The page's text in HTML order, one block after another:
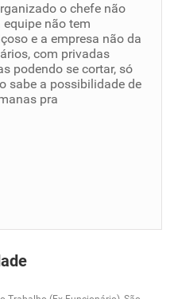
o chefe não
equipe não tem
e a empresa não da
com privadas
podendo se cortar, só
sabe a possibilidade de
pra